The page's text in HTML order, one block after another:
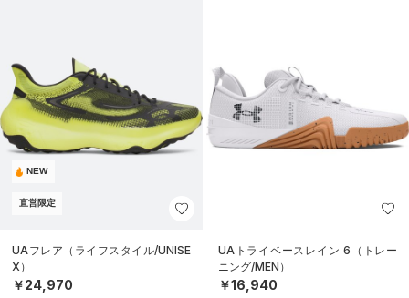
NEW
直営限定
UAフレア（ライフスタイル/UNISE
X）
￥24,970
UAトライベースレイン 6（トレー
ニング/MEN）
￥16,940